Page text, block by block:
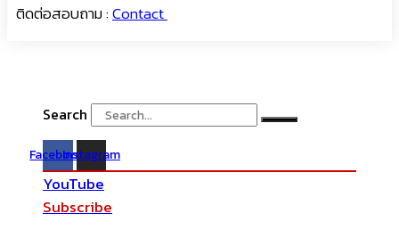
ติดต่อสอบถาม :Contact
Search
FacebookInstagram
YouTube
Subscribe